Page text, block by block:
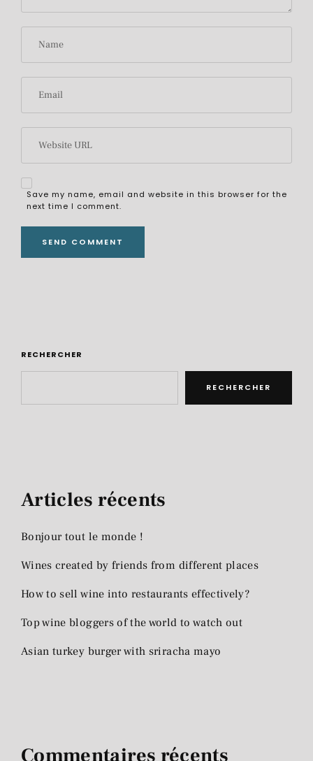
Save my name, email and website in this browser for the
next time I comment.
RECHERCHER
RECHERCHER
Articles récents
Bonjour tout le monde !
Wines created by friends from different places
How to sell wine into restaurants effectively?
Top wine bloggers of the world to watch out
Asian turkey burger with sriracha mayo
Commentaires récents